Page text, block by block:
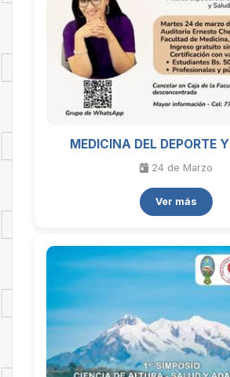
MEDICINA DEL DEPORTE
24 de Marzo
Ver más